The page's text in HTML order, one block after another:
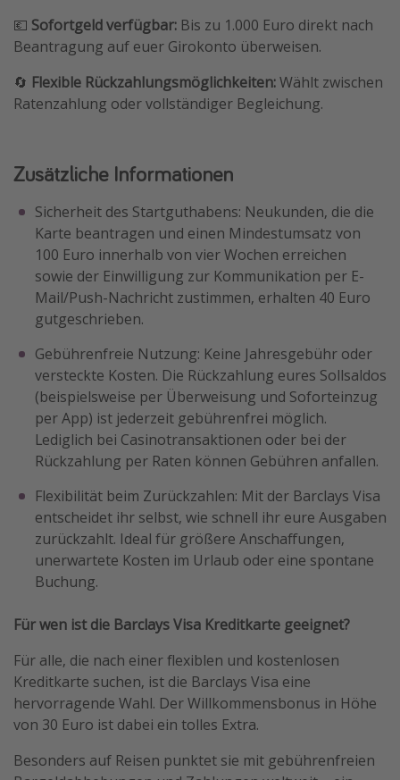
💶 Sofortgeld verfügbar: Bis zu 1.000 Euro direkt nach
Beantragung auf euer Girokonto überweisen.
🔄 Flexible Rückzahlungsmöglichkeiten:Wählt zwischen
Ratenzahlung oder vollständiger Begleichung.
Zusätzliche Informationen
Sicherheit des Startguthabens: Neukunden, die die
Karte beantragen und einen Mindestumsatz von
100 Euro innerhalb von vier Wochen erreichen
sowie der Einwilligung zur Kommunikation per E-
Mail/Push-Nachricht zustimmen, erhalten 40 Euro
gutgeschrieben.
Gebührenfreie Nutzung: Keine Jahresgebühr oder
versteckte Kosten. Die Rückzahlung eures Sollsaldos
(beispielsweise per Überweisung und Soforteinzug
per App) ist jederzeit gebührenfrei möglich.
Lediglich bei Casinotransaktionen oder bei der
Rückzahlung per Raten können Gebühren anfallen.
Flexibilität beim Zurückzahlen: Mit der Barclays Visa
entscheidet ihr selbst, wie schnell ihr eure Ausgaben
zurückzahlt. Ideal für größere Anschaffungen,
unerwartete Kosten im Urlaub oder eine spontane
Buchung.
Für wen ist die Barclays Visa Kreditkarte geeignet?
Für alle, die nach einer flexiblen und kostenlosen
Kreditkarte suchen, ist die Barclays Visa eine
hervorragende Wahl. Der Willkommensbonus in Höhe
von 30 Euro ist dabei ein tolles Extra.
Besonders auf Reisen punktet sie mit gebührenfreien